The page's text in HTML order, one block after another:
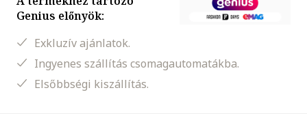
Genius előnyök:
Exkluzív ajánlatok.
Ingyenes szállítás csomagautomatákba.
Elsőbbségi kiszállítás.